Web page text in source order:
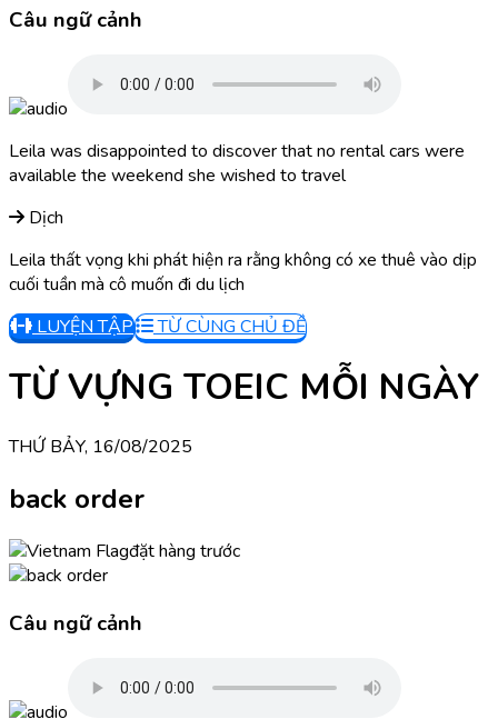
Câu ngữ cảnh
Leila was disappointed to discover that no rental cars were
available the weekend she wished to travel
Dịch
Leila thất vọng khi phát hiện ra rằng không có xe thuê vào dịp
cuối tuần mà cô muốn đi du lịch
LUYỆN TẬP
TỪ CÙNG CHỦ ĐỀ
TỪ VỰNG TOEIC MỖI NGÀY
THỨ BẢY, 16/08/2025
back order
đặt hàng trước
Câu ngữ cảnh